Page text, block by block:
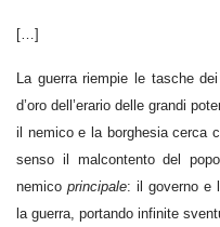
[…]
La guerra riempie le tasche
d’oro dell’erario delle grandi
il nemico e la borghesia cerca
senso il malcontento del
nemicoprincipale: il governo e
la guerra, portando infinite